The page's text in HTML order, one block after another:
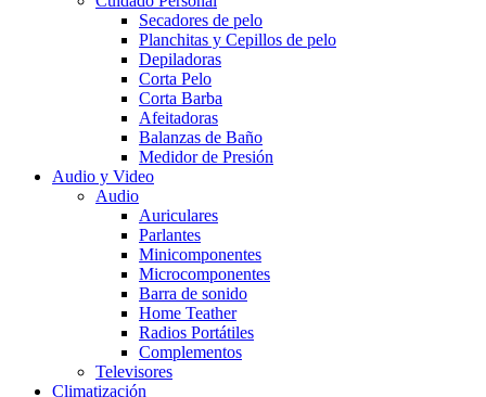
Secadores de pelo
Planchitas y Cepillos de pelo
Depiladoras
Corta Pelo
Corta Barba
Afeitadoras
Balanzas de Baño
Medidor de Presión
Audio y Video
Audio
Auriculares
Parlantes
Minicomponentes
Microcomponentes
Barra de sonido
Home Teather
Radios Portátiles
Complementos
Televisores
Climatización